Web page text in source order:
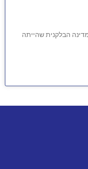
הבלקנית שהייתה